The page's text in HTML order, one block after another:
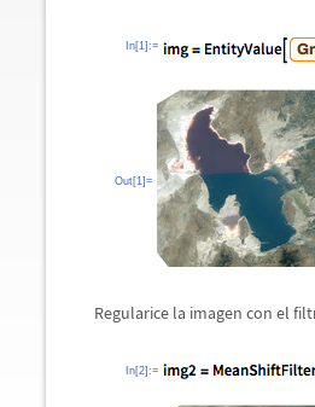
In[1]:=
Out[1]=
Regularice la imagen con el
In[2]:=